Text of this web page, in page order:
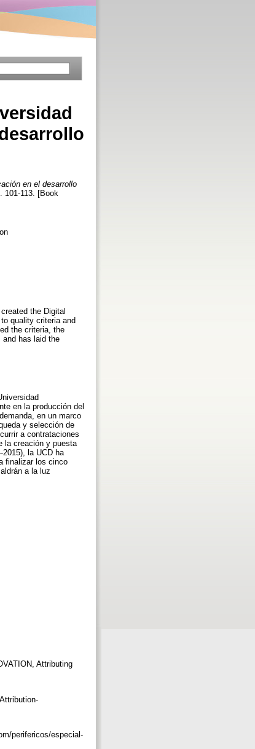
en el desarrollo
101-113. [Book
the Digital
quality criteria and
the criteria, the
and has laid the
en la producción del
en un marco
y selección de
a contrataciones
la creación y puesta
la UCD ha
finalizar los cinco
a la luz
Attributing
perifericos/especial-